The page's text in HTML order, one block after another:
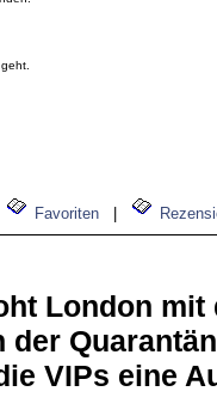
Favoriten
London mit
der
VIPs eine